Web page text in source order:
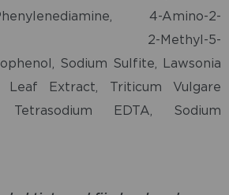
4-Amino-2-
2-Methyl-5-
Sodium Sulfite, Lawsonia
Leaf Extract, Triticum Vulgare
EDTA, Sodium